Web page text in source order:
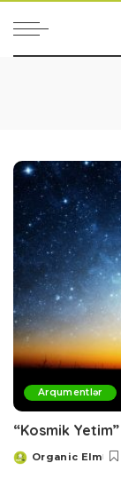
Arqumentlər
“Kosmik Yetim”
Posted
Organic Elm